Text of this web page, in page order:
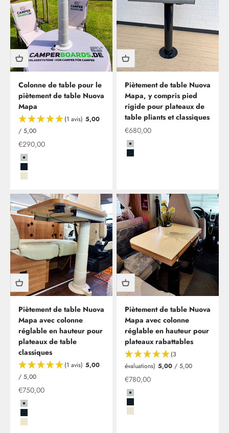
Colonne de table pour le
piètement de table Nuova
Mapa
(1 avis) 5,00
/ 5,00
Offre à partir de
€290,00
Grau
Schwarz
Beige
Piètement de table Nuova
Mapa, y compris pied
rigide pour plateaux de
table pliants et classiques
Offre à partir de
€680,00
Grau
Schwarz
Piètement de table Nuova
Mapa avec colonne
réglable en hauteur pour
plateaux de table
classiques
(1 avis) 5,00
/ 5,00
Offre
€750,00
Grau
Schwarz
Beige
Piètement de table Nuova
Mapa avec colonne
réglable en hauteur pour
plateaux rabattables
(3
évaluations) 5,00 / 5,00
Offre
€780,00
Grau
Schwarz
Beige